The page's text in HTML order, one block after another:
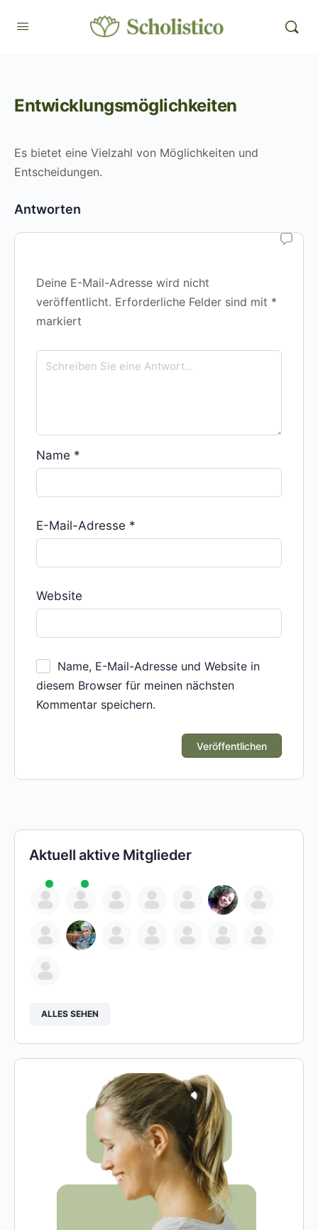
Entwicklungsmöglichkeiten
Es bietet eine Vielzahl von Möglichkeiten und
Entscheidungen.
Antworten
Deine E-Mail-Adresse wird nicht
veröffentlicht. Erforderliche Felder sind mit *
markiert
Name *
E-Mail-Adresse *
Website
Name, E-Mail-Adresse und Website in
diesem Browser für meinen nächsten
Kommentar speichern.
Aktuell aktive Mitglieder
ALLES SEHEN